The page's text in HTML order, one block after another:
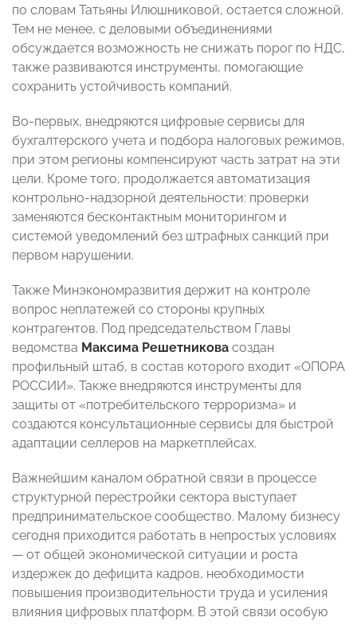
по словам Татьяны Илюшниковой, остается сложной.
Тем не менее, с деловыми объединениями
обсуждается возможность не снижать порог по НДС,
также развиваются инструменты, помогающие
сохранить устойчивость компаний.
Во-первых, внедряются цифровые сервисы для
бухгалтерского учета и подбора налоговых режимов,
при этом регионы компенсируют часть затрат на эти
цели. Кроме того, продолжается автоматизация
контрольно-надзорной деятельности: проверки
заменяются бесконтактным мониторингом и
системой уведомлений без штрафных санкций при
первом нарушении.
Также Минэкономразвития держит на контроле
вопрос неплатежей со стороны крупных
контрагентов. Под председательством Главы
ведомства Максима Решетникова создан
профильный штаб, в состав которого входит «ОПОРА
РОССИИ». Также внедряются инструменты для
защиты от «потребительского терроризма» и
создаются консультационные сервисы для быстрой
адаптации селлеров на маркетплейсах.
Важнейшим каналом обратной связи в процессе
структурной перестройки сектора выступает
предпринимательское сообщество. Малому бизнесу
сегодня приходится работать в непростых условиях
— от общей экономической ситуации и роста
издержек до дефицита кадров, необходимости
повышения производительности труда и усиления
влияния цифровых платформ. В этой связи особую